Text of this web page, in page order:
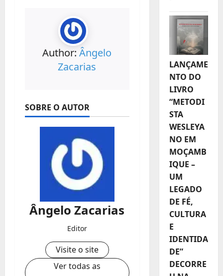
Author: Ângelo
Zacarias
SOBRE O AUTOR
Ângelo Zacarias
Editor
Visite o site
Ver todas as
LANÇAME
NTO DO
LIVRO
“METODI
STA
WESLEYA
NO EM
MOÇAMB
IQUE –
UM
LEGADO
DE FÉ,
CULTURA
E
IDENTIDA
DE”
DECORRE